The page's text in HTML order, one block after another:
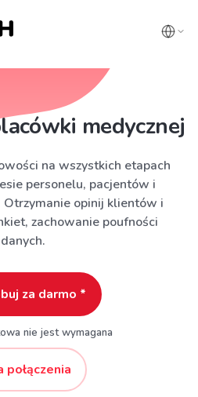
medycznej
na wszystkich etapach
personelu, pacjentów i
Otrzymanie opinij klientów i
zachowanie poufności
danych.
za darmo *
nie jest wymagana
połączenia